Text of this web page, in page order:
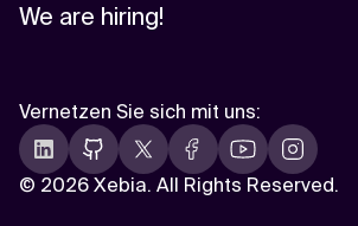
We are hiring!
© 2026 Xebia. All Rights Reserved.
Vernetzen Sie sich mit uns: